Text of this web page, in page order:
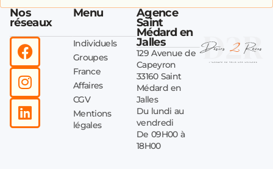
Nos
réseaux
Menu
Individuels
Groupes
France
Affaires
CGV
Mentions
légales
Agence
Saint
Médard en
Jalles
129 Avenue de
Capeyron
33160 Saint
Médard en
Jalles
Du lundi au
vendredi
De 09H00 à
18H00